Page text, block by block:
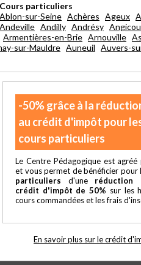
Cours particuliers
Ablon-sur-Seine Achères Ageux
Andeville Andilly Andrésy
Armentières-en-Brie Arnouville
sur-Mauldre Auneuil Auvers-
-50% grâce à la
au crédit d'impôt pour
cours particuliers
Le Centre Pédagogique est
et vous permet de bénéficier pour
particuliers d'une réduction
crédit d'impôt de 50% sur les
cours commandées et les frais
En savoir plus sur le crédit